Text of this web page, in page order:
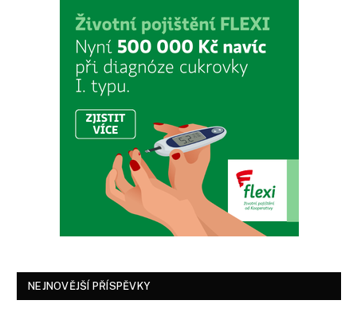
NEJNOVĚJŠÍ PŘÍSPĚVKY